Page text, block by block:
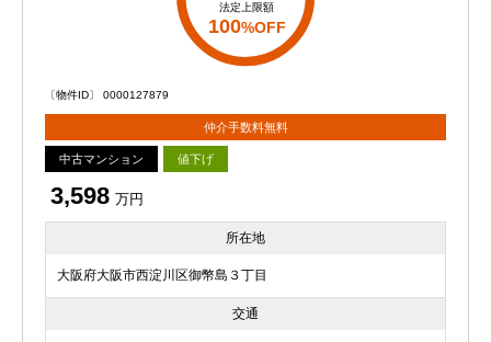
法定上限額
100%OFF
〔物件ID〕 0000127879
仲介手数料無料
中古マンション 値下げ
3,598 万円
所在地
大阪府大阪市西淀川区御幣島３丁目
交通